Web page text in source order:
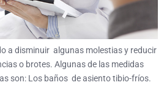
a disminuir algunas molestias y reducir
o brotes. Algunas de las medidas
son: Los baños de asiento tibio-fríos.